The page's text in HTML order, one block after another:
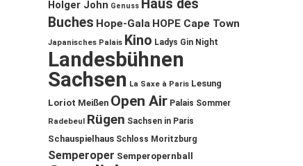
Holger John Genuss Haus des
Buches Hope-Gala HOPE Cape Town
Japanisches Palais Kino Ladys Gin Night
Landesbühnen
Sachsen La Saxe à Paris Lesung
Loriot Meißen Open Air Palais Sommer
Radebeul Rügen Sachsen in Paris
Schauspielhaus Schloss Moritzburg
Semperoper Semperopernball